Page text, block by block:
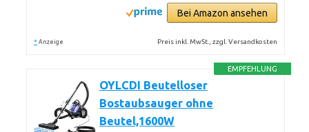
Bei Amazon ansehen
* Anzeige Preis inkl. MwSt., zzgl. Versandkosten
EMPFEHLUNG
OYLCDI Beutelloser
Bostaubsauger ohne
Beutel,1600W